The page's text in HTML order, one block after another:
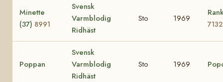
Minette
(37) 8991
Svensk
Varmblodig
Ridhäst
Sto 1969
7132
Poppan
Svensk
Varmblodig
Ridhäst
Sto 1969